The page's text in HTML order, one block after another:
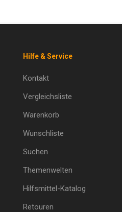
Hilfe & Service
Kontakt
Vergleichsliste
Warenkorb
Wunschliste
Suchen
Themenwelten
Hilfsmittel-Katalog
Retouren